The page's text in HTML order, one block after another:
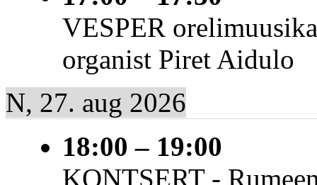
VESPER
organist Piret Aidulo
N, 27. aug 2026
18:00 – 19:00
KONTSERT -